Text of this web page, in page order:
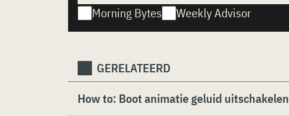
Morning Bytes Weekly Advisor
GERELATEERD
How to: Boot animatie geluid uitschakelen